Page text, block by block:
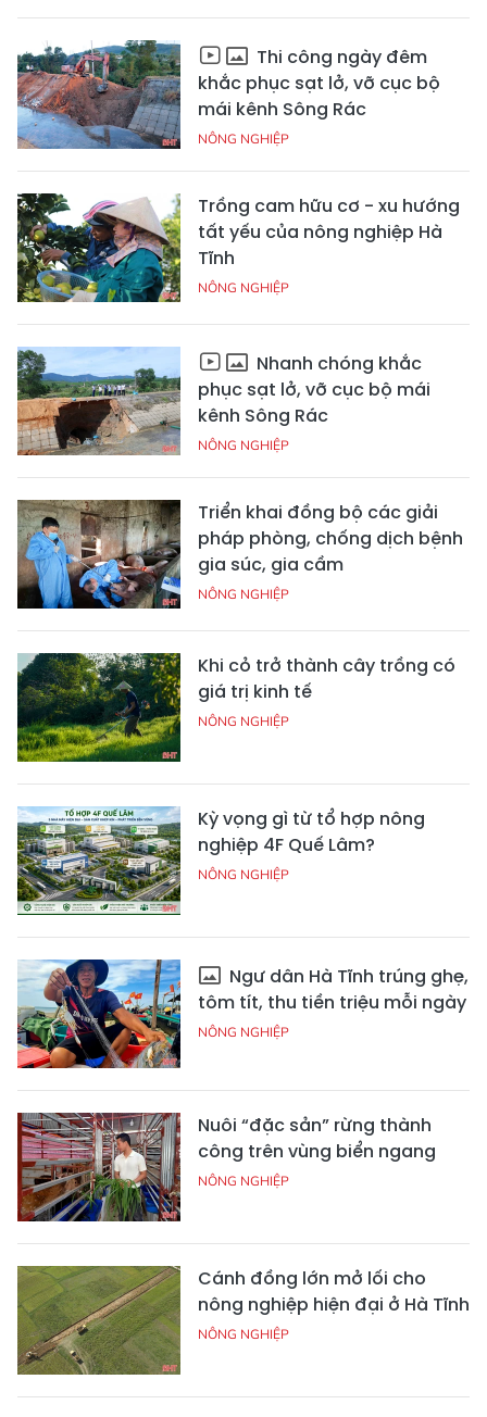
Thi công ngày đêm
khắc phục sạt lở, vỡ cục bộ
mái kênh Sông Rác
NÔNG NGHIỆP
Trồng cam hữu cơ - xu hướng
tất yếu của nông nghiệp Hà
Tĩnh
NÔNG NGHIỆP
Nhanh chóng khắc
phục sạt lở, vỡ cục bộ mái
kênh Sông Rác
NÔNG NGHIỆP
Triển khai đồng bộ các giải
pháp phòng, chống dịch bệnh
gia súc, gia cầm
NÔNG NGHIỆP
Khi cỏ trở thành cây trồng có
giá trị kinh tế
NÔNG NGHIỆP
Kỳ vọng gì từ tổ hợp nông
nghiệp 4F Quế Lâm?
NÔNG NGHIỆP
Ngư dân Hà Tĩnh trúng ghẹ,
tôm tít, thu tiền triệu mỗi ngày
NÔNG NGHIỆP
Nuôi “đặc sản” rừng thành
công trên vùng biển ngang
NÔNG NGHIỆP
Cánh đồng lớn mở lối cho
nông nghiệp hiện đại ở Hà Tĩnh
NÔNG NGHIỆP